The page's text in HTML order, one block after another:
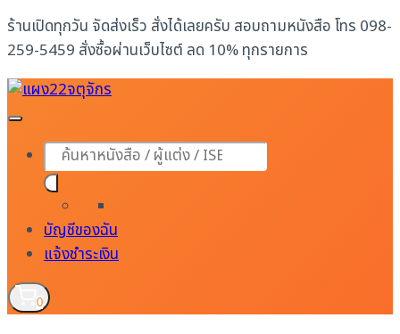
Skip
to
content
ร้านเปิดทุกวัน จัดส่งเร็ว สั่งได้เลยครับ สอบถามหนังสือ โทร 098-
259-5459 สั่งซื้อผ่านเว็บไซต์ ลด 10% ทุกรายการ
Products
search
บัญชีของฉัน
แจ้งชำระเงิน
0